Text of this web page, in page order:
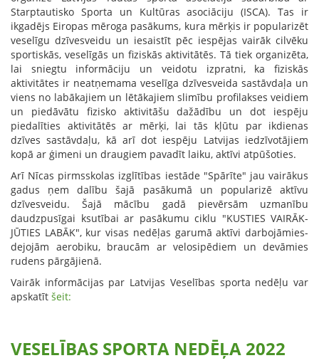
Starptautisko Sporta un Kultūras asociāciju (ISCA). Tas ir
ikgadējs Eiropas mēroga pasākums, kura mērķis ir popularizēt
veselīgu dzīvesveidu un iesaistīt pēc iespējas vairāk cilvēku
sportiskās, veselīgās un fiziskās aktivitātēs. Tā tiek organizēta,
lai sniegtu informāciju un veidotu izpratni, ka fiziskās
aktivitātes ir neatņemama veselīga dzīvesveida sastāvdaļa un
viens no labākajiem un lētākajiem slimību profilakses veidiem
un piedāvātu fizisko aktivitāšu dažādību un dot iespēju
piedalīties aktivitātēs ar mērķi, lai tās kļūtu par ikdienas
dzīves sastāvdaļu, kā arī dot iespēju Latvijas iedzīvotājiem
kopā ar ģimeni un draugiem pavadīt laiku, aktīvi atpūšoties.
Arī Nīcas pirmsskolas izglītības iestāde "Spārīte" jau vairākus
gadus ņem dalību šajā pasākumā un popularizē aktīvu
dzīvesveidu. Šajā mācību gadā pievērsām uzmanību
daudzpusīgai ksutībai ar pasākumu ciklu "KUSTIES VAIRĀK-
JŪTIES LABĀK", kur visas nedēļas garumā aktīvi darbojāmies-
dejojām aerobiku, braucām ar velosipēdiem un devāmies
rudens pārgājienā.
Vairāk informācijas par Latvijas Veselības sporta nedēļu var
apskatīt šeit:
VESELĪBAS SPORTA NEDĒĻA 2022